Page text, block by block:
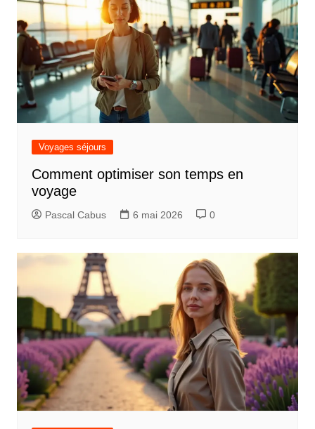
Voyages séjours
Comment optimiser son temps en
voyage
Pascal Cabus 6 mai 2026 0